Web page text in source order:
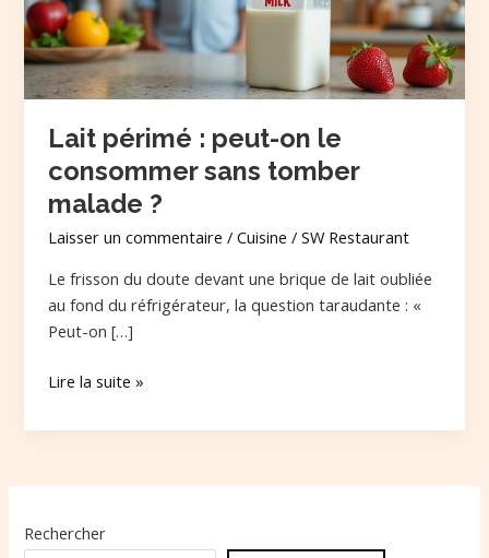
Lait périmé : peut-on le
consommer sans tomber
malade ?
Laisser un commentaire /Cuisine /SW Restaurant
Le frisson du doute devant une brique de lait oubliée
au fond du réfrigérateur, la question taraudante : «
Peut-on […]
consommer
sans
tomber
malade
Lire la suite »
Rechercher